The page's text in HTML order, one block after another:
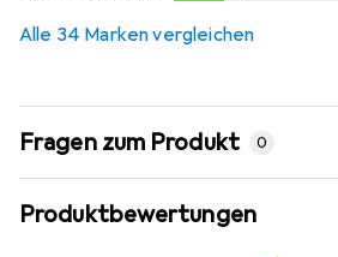
Alle 34 Marken vergleichen
Fragen zum Produkt 0
Produktbewertungen